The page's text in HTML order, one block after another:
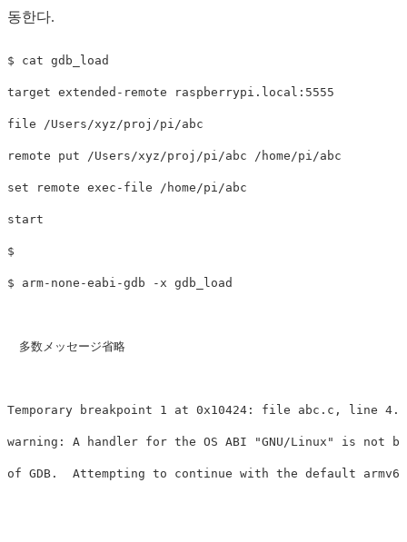
동한다.
$ cat gdb_load
target extended-remote raspberrypi.local:5555
file /Users/xyz/proj/pi/abc
remote put /Users/xyz/proj/pi/abc /home/pi/abc
set remote exec-file /home/pi/abc
start
$
$ arm-none-eabi-gdb -x gdb_load
多数メッセージ省略
Temporary breakpoint 1 at 0x10424: file abc.c, line 4.
warning: A handler for the OS ABI "GNU/Linux" is
of GDB.  Attempting to continue with the default